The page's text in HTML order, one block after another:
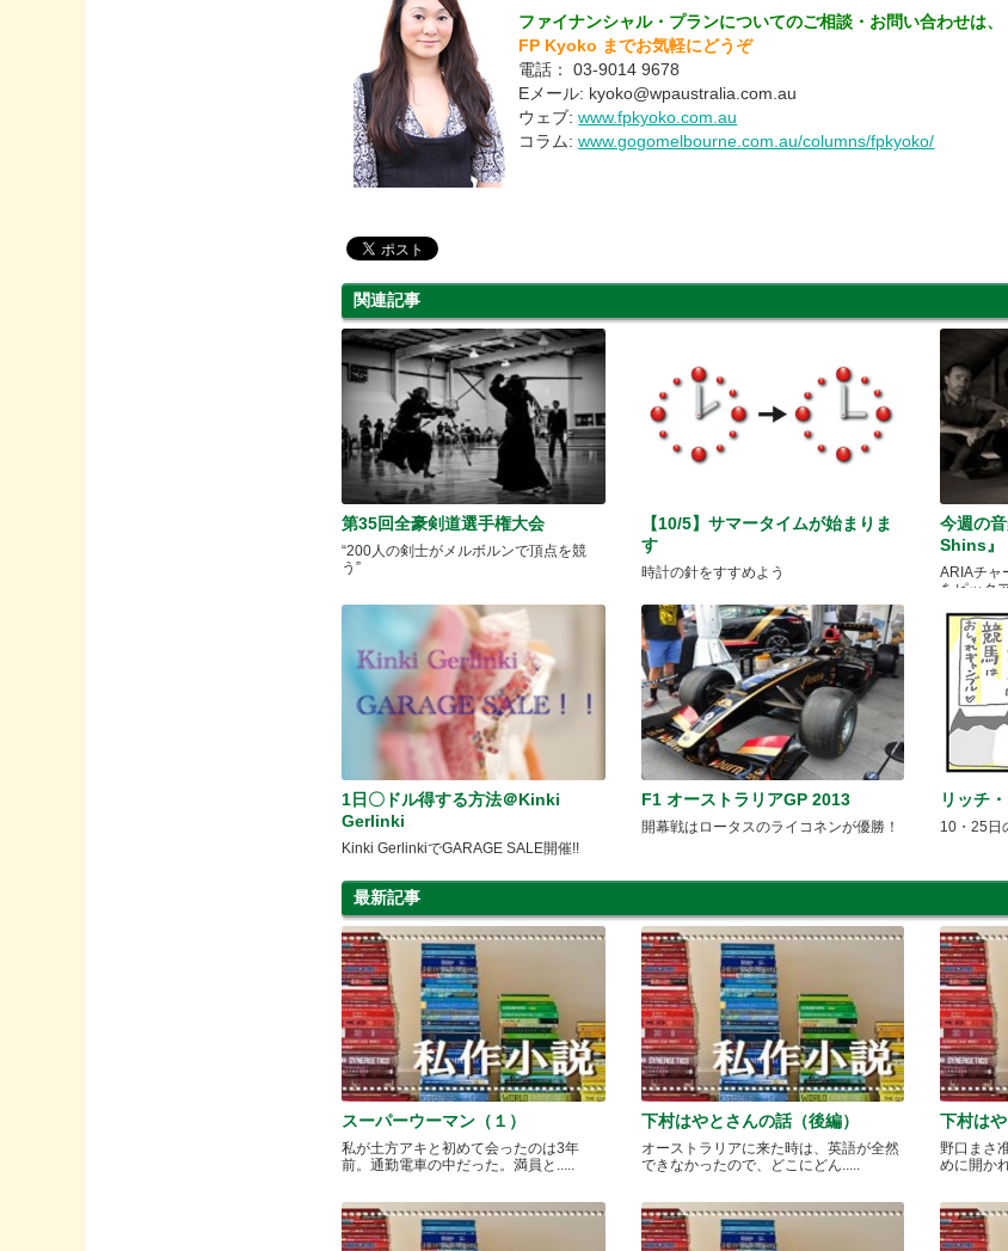
ファイナンシャル・プランについてのご相談・お問い合わせは、
FP Kyoko までお気軽にどうぞ
電話：03-9014 9678
Eメール: kyoko@wpaustralia.com.au
ウェブ:www.fpkyoko.com.au
コラム:www.gogomelbourne.com.au/columns/fpkyoko/
関連記事
第35回全豪剣道選手権大会
“200人の剣士がメルボルンで頂点を競
う”
【10/5】サマータイムが始まりま
す
時計の針をすすめよう
今週の
Shins』
ARIAチャ
をピック
1日〇ドル得する方法＠Kinki
Gerlinki
Kinki GerlinkiでGARAGE SALE開催!!
F1 オーストラリアGP 2013
開幕戦はロータスのライコネンが優勝！
リッチ
10・25日
最新記事
スーパーウーマン（１）
私が土方アキと初めて会ったのは3年
前。通勤電車の中だった。満員と.....
下村はやとさんの話（後編）
オーストラリアに来た時は、英語が全然
できなかったので、どこにどん.....
下村は
野口まさ
めに開か